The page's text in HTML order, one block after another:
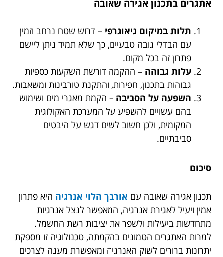
אתגרים בתכנון אגירה שאובה
תלות במיקום גיאוגרפי – דרוש שטח נרחב וזמין
עם הבדלי גובה טבעיים, כך שלא תמיד ניתן ליישם
פתרון זה בכל מקום.
עלות גבוהה – ההקמה דורשת השקעות כספיות
גבוהות בתכנון, חפירות, והתקנת טורבינות ומשאבות.
השפעה על הסביבה – הקמת מאגרי מים ושימוש
בהם עשויים להשפיע על המערכת האקולוגית
המקומית, ולכן חשוב לשים דגש על היבטים
סביבתיים.
סיכום
תכנון אגירה שאובה עם אורבך הלוי אנרגיה היא פתרון
אמין ויעיל לאגירת אנרגיה, המאפשר לנצל אנרגיות
מתחדשות ביעילות ולשפר את יציבות רשת החשמל.
למרות האתגרים הטמונים בהקמתה, טכנולוגיה זו מספקת
יתרונות ברורים לשוק האנרגיה ומאפשרת מענה לצרכים